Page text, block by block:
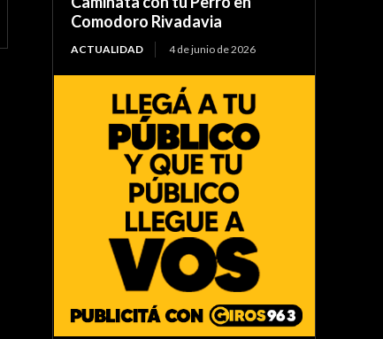
Comodoro Rivadavia
ACTUALIDAD 4 de junio de 2026